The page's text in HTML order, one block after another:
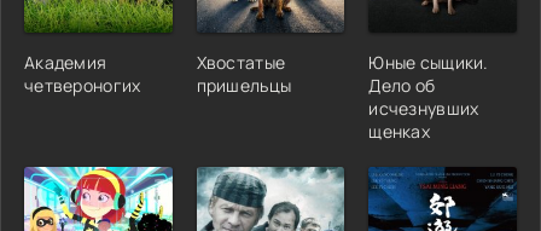
Академия
четвероногих
Хвостатые
пришельцы
Юные сыщики.
Дело об
исчезнувших
щенках